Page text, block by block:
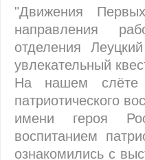
"Движения
направления
отделения
увлекательный
На нашем слёте
патриотического
имени героя
воспитанием
ознакомились с